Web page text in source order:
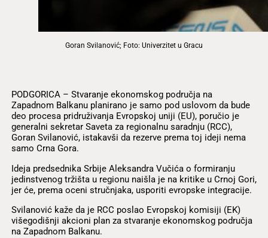
Goran Svilanović; Foto: Univerzitet u Gracu
PODGORICA – Stvaranje ekonomskog područja na
Zapadnom Balkanu planirano je samo pod uslovom da bude
deo procesa pridruživanja Evropskoj uniji (EU), poručio je
generalni sekretar Saveta za regionalnu saradnju (RCC),
Goran Svilanović, istakavši da rezerve prema toj ideji nema
samo Crna Gora.
Ideja predsednika Srbije Aleksandra Vučića o formiranju
jedinstvenog tržišta u regionu naišla je na kritike u Crnoj Gori,
jer će, prema oceni stručnjaka, usporiti evropske integracije.
Svilanović kaže da je RCC poslao Evropskoj komisiji (EK)
višegodišnji akcioni plan za stvaranje ekonomskog područja
na Zapadnom Balkanu.